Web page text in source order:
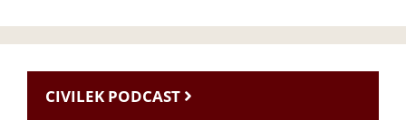
CIVILEK PODCAST